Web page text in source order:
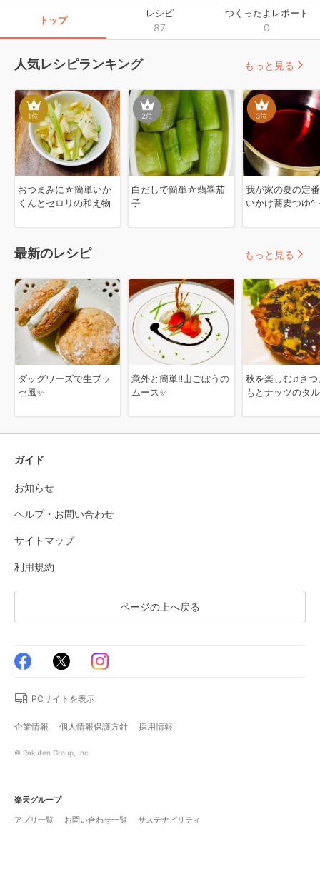
トップ
レシピ
87
つくったよレポート
0
人気レシピランキング
1位
おつまみに☆簡単いか
くんとセロリの和え物
2位
白だしで簡単☆翡翠茄
子
3位
我が家の夏の定
いかけ蕎麦つゆ^
もっと見る
最新のレシピ
ダッグワーズで生ブッ
セ風✨
意外と簡単‼山ごぼうの
ムース✨
秋を楽しむ♫さつ
もとナッツのタ
もっと見る
ガイド
お知らせ
ヘルプ・お問い合わせ
サイトマップ
利用規約
ページの上へ戻る
PCサイトを表示
企業情報 個人情報保護方針 採用情報
© Rakuten Group, Inc.
楽天グループ
アプリ一覧
お問い合わせ一覧 サステナビリティ